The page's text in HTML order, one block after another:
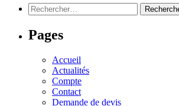
Rechercher :
Pages
Accueil
Actualités
Compte
Contact
Demande de devis